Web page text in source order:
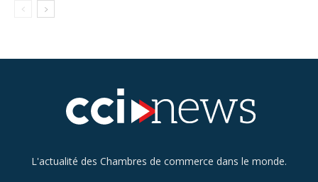
L'actualité des Chambres de commerce dans le monde.